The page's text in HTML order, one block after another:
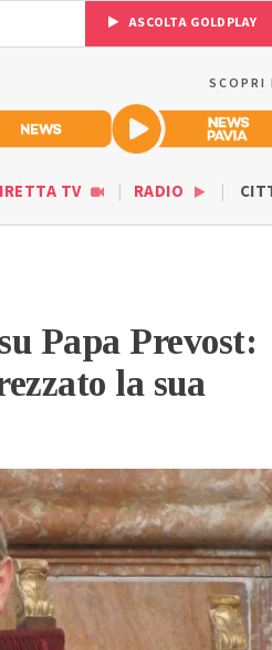
ASCOLTA GOLDPLAY
SCOPRI
TV RADIO
Papa Prevost:
la sua